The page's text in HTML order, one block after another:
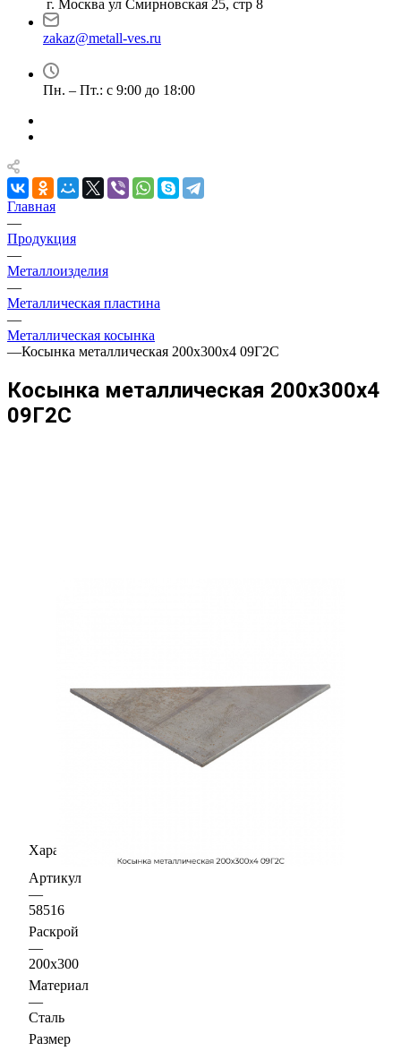
г. Москва ул Смирновская 25, стр 8
zakaz@metall-ves.ru
Пн. – Пт.: с 9:00 до 18:00
Главная
—
Продукция
—
Металлоизделия
—
Металлическая пластина
—
Металлическая косынка
—Косынка металлическая 200х300х4 09Г2С
Косынка металлическая 200х300х4
09Г2С
Характеристики
Артикул
—
58516
Раскрой
—
200х300
Материал
—
Сталь
Размер